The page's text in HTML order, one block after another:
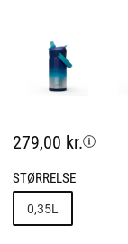
279,00 kr.
STØRRELSE
0,35L